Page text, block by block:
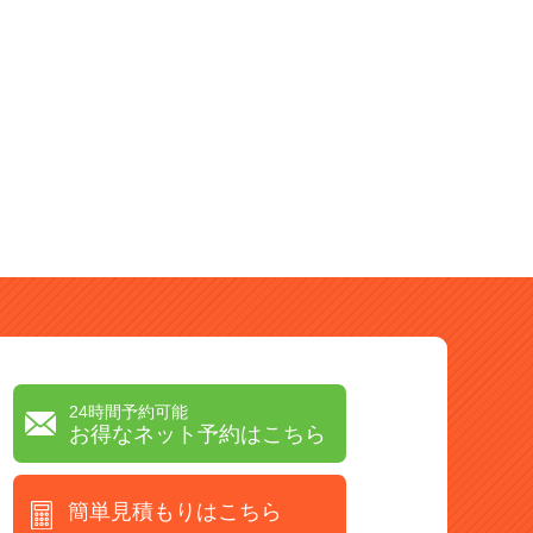
24時間予約可能
お得なネット予約はこちら
簡単見積もりはこちら